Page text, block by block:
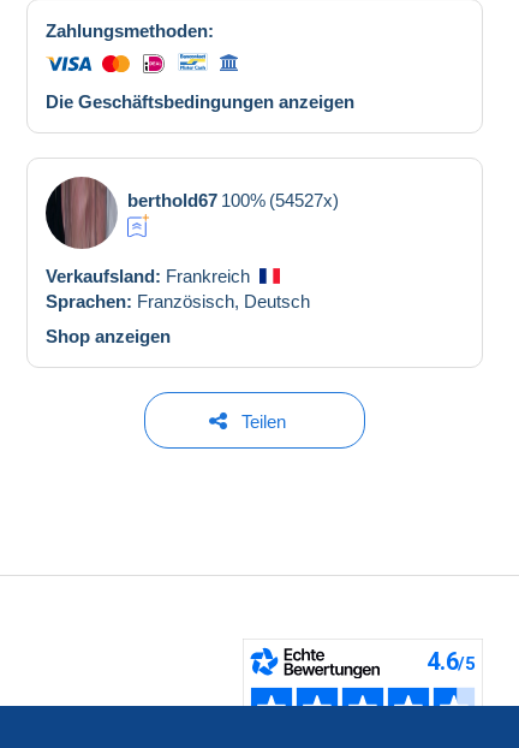
Zahlungsmethoden:
Die Geschäftsbedingungen anzeigen
berthold67 100% (54527x)
Verkaufsland: Frankreich
Sprachen: Französisch, Deutsch
Shop anzeigen
Teilen